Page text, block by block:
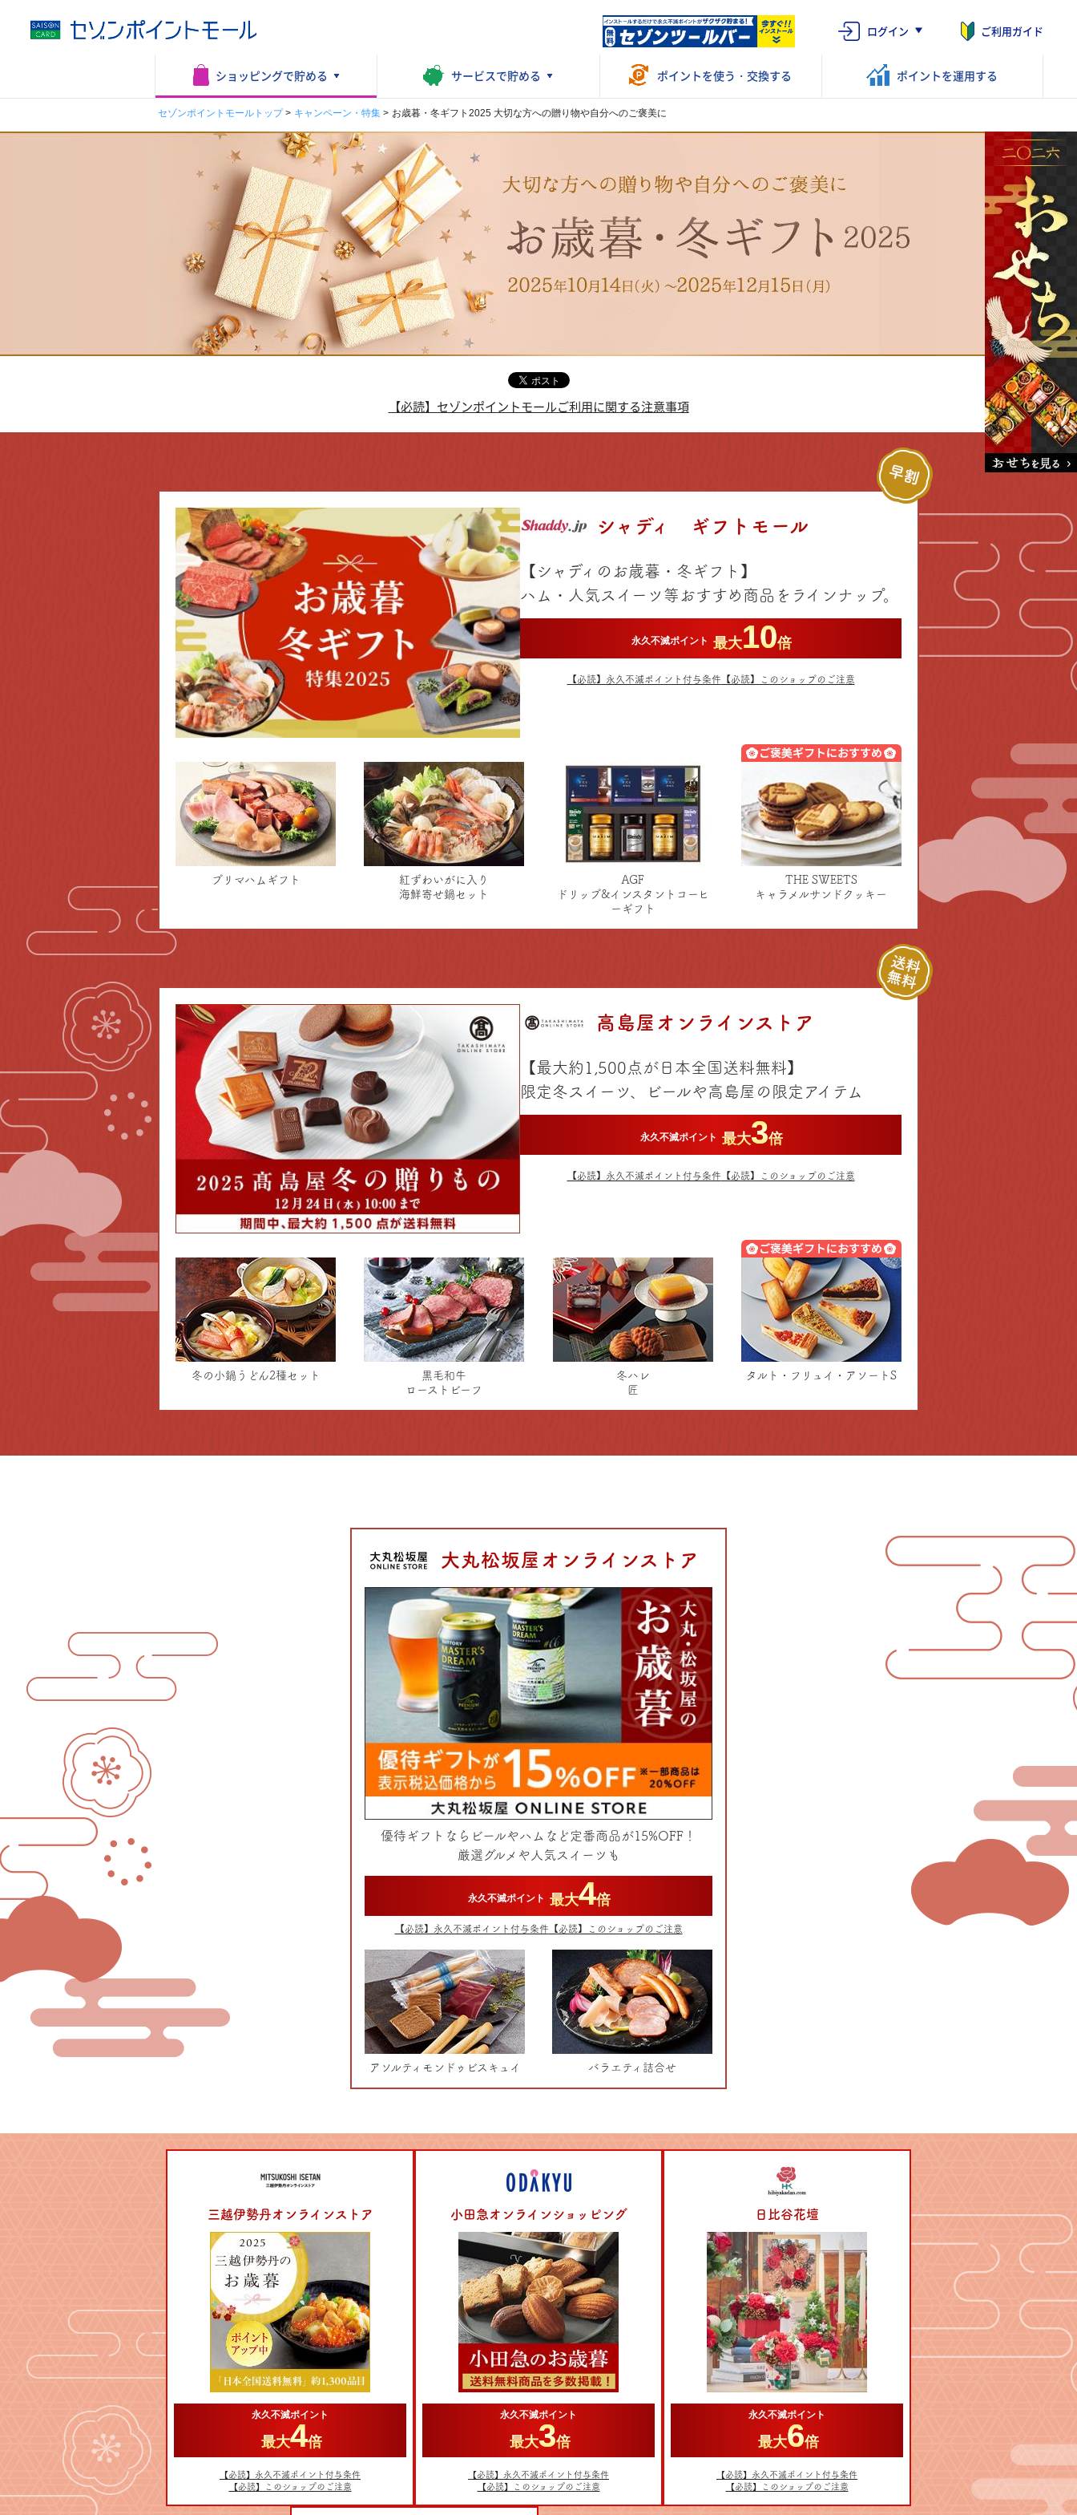
ログイン ご利用ガイド
ショッピングで貯める サービスで貯める ポイントを使う・交換する ポイントを運用する
セゾンポイントモールトップ> キャンペーン・特集 > お歳暮・冬ギフト2025 大切な方への贈り物や自分へのご褒美に
【必読】セゾンポイントモールご利用に関する注意事項
シャディ ギフトモール
【シャディのお歳暮・冬ギフト】
ハム・人気スイーツ等おすすめ商品をラインナップ。
永久不滅ポイント 最大10倍
【必読】永久不滅ポイント付与条件 【必読】このショップのご注意
プリマハムギフト
紅ずわいがに入り
海鮮寄せ鍋セット
AGF
ドリップ&インスタントコーヒ
ーギフト
THE SWEETS
キャラメルサンドクッキー
高島屋オンラインストア
【最大約1,500点が日本全国送料無料】
限定冬スイーツ、ビールや高島屋の限定アイテム
永久不滅ポイント 最大3倍
【必読】永久不滅ポイント付与条件 【必読】このショップのご注意
冬の小鍋うどん2種セット
黒毛和牛
ローストビーフ
冬ハレ
匠
タルト・フリュイ・アソートS
大丸松坂屋オンラインストア
優待ギフトならビールやハムなど定番商品が15%OFF！
厳選グルメや人気スイーツも
永久不滅ポイント 最大4倍
【必読】永久不滅ポイント付与条件 【必読】このショップのご注意
アソルティモンドゥビスキュイ バラエティ詰合せ
三越伊勢丹オンラインストア
永久不滅ポイント
最大4倍
【必読】永久不滅ポイント付与条件
【必読】このショップのご注意
小田急オンラインショッピング
永久不滅ポイント
最大3倍
【必読】永久不滅ポイント付与条件
【必読】このショップのご注意
日比谷花壇
永久不滅ポイント
最大6倍
【必読】永久不滅ポイント付与条件
【必読】このショップのご注意